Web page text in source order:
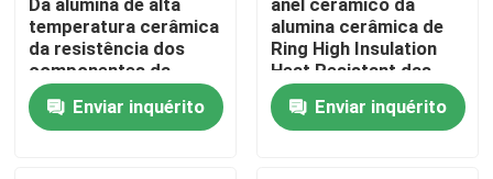
Casa
PRODUTOS
Da alumina de alta
temperatura cerâmica
da resistência dos
componentes da
alumina de 95 por
cento peças feitas
sob encomenda
Enviar inquérito
anel cerâmico da
alumina cerâmica de
Ring High Insulation
Heat Resistant das
peças 3.6g/Cm3 95
Enviar inquérito